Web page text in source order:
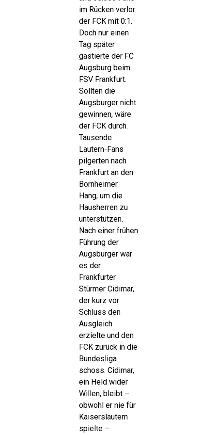
im Rücken verlor
der FCK mit 0:1.
Doch nur einen
Tag später
gastierte der FC
Augsburg beim
FSV Frankfurt.
Sollten die
Augsburger nicht
gewinnen, wäre
der FCK durch.
Tausende
Lautern-Fans
pilgerten nach
Frankfurt an den
Bornheimer
Hang, um die
Hausherren zu
unterstützen.
Nach einer frühen
Führung der
Augsburger war
es der
Frankfurter
Stürmer Cidimar,
der kurz vor
Schluss den
Ausgleich
erzielte und den
FCK zurück in die
Bundesliga
schoss. Cidimar,
ein Held wider
Willen, bleibt –
obwohl er nie für
Kaiserslautern
spielte –